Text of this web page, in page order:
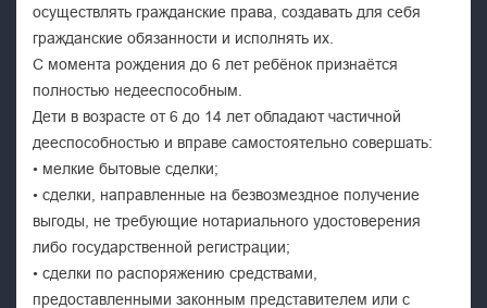
осуществлять гражданские права, создавать для себя
гражданские обязанности и исполнять их.
С момента рождения до 6 лет ребёнок признаётся
полностью недееспособным.
Дети в возрасте от 6 до 14 лет обладают частичной
дееспособностью и вправе самостоятельно совершать:
• мелкие бытовые сделки;
• сделки, направленные на безвозмездное получение
выгоды, не требующие нотариального удостоверения
либо государственной регистрации;
• сделки по распоряжению средствами,
предоставленными законным представителем или с